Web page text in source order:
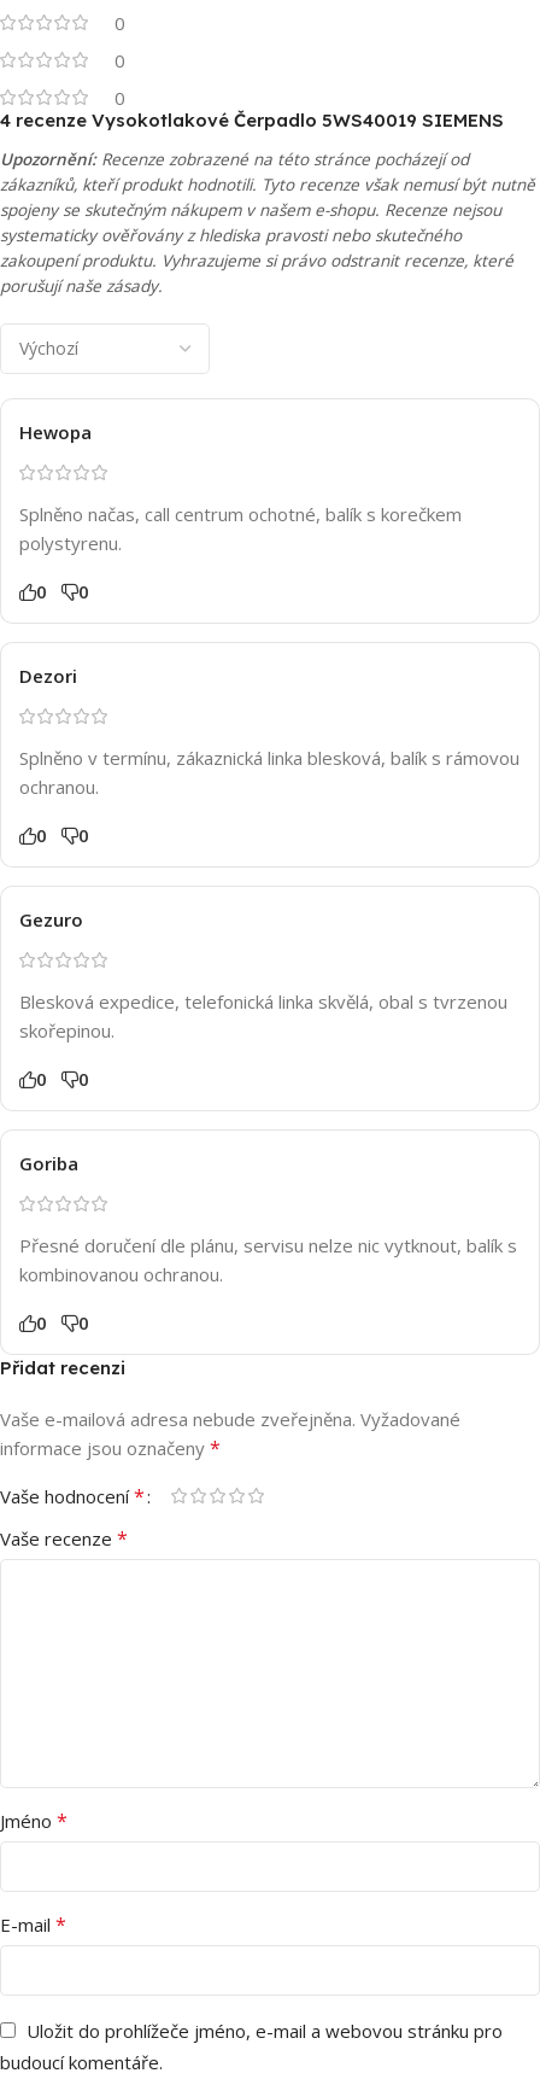
0
0
0
4 recenze Vysokotlakové Čerpadlo 5WS40019 SIEMENS
Upozornění:Recenze zobrazené na této stránce pocházejí od
zákazníků, kteří produkt hodnotili. Tyto recenze však nemusí být nutně
spojeny se skutečným nákupem v našem e-shopu. Recenze nejsou
systematicky ověřovány z hlediska pravosti nebo skutečného
zakoupení produktu. Vyhrazujeme si právo odstranit recenze, které
porušují naše zásady.
Hewopa
Splněno načas, call centrum ochotné, balík s korečkem
polystyrenu.
0 0
Dezori
Splněno v termínu, zákaznická linka blesková, balík s rámovou
ochranou.
0 0
Gezuro
Blesková expedice, telefonická linka skvělá, obal s tvrzenou
skořepinou.
0 0
Goriba
Přesné doručení dle plánu, servisu nelze nic vytknout, balík s
kombinovanou ochranou.
0 0
Přidat recenzi
Vaše e-mailová adresa nebude zveřejněna. Vyžadované
informace jsou označeny *
Vaše hodnocení*
Vaše recenze *
Jméno *
E-mail *
Uložit do prohlížeče jméno, e-mail a webovou stránku pro
budoucí komentáře.